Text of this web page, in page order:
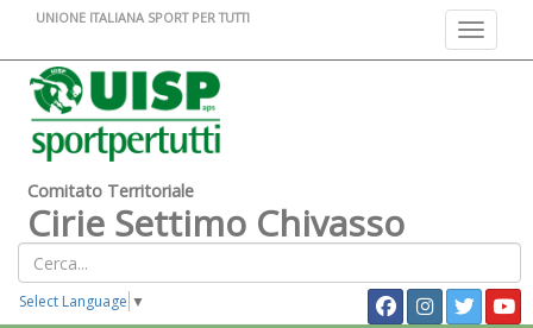
Toggle
UNIONE ITALIANA SPORT PER TUTTI
Comitato Territoriale
Cirie Settimo Chivasso
Select Language ▼